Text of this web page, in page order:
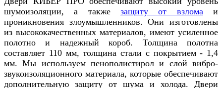
шумоизоляции, а также защиту от взлома и
проникновения злоумышленников. Они изготовлены
из высококачественных материалов, имеют усиленное
полотно и надежный короб. Толщина полотна
составляет 110 мм, толщина стали с покрытием - 1,4
мм. Мы используем пенополистирол и слой вибро-
звукоизоляционного материала, которые обеспечивают
дополнительную защиту от шума и холода. Двери